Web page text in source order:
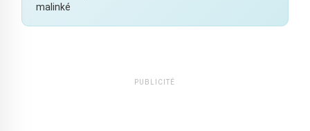
malinké
PUBLICITÉ